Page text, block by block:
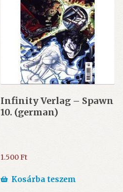
Infinity Verlag – Spawn
10. (german)
1.500Ft
Kosárba teszem